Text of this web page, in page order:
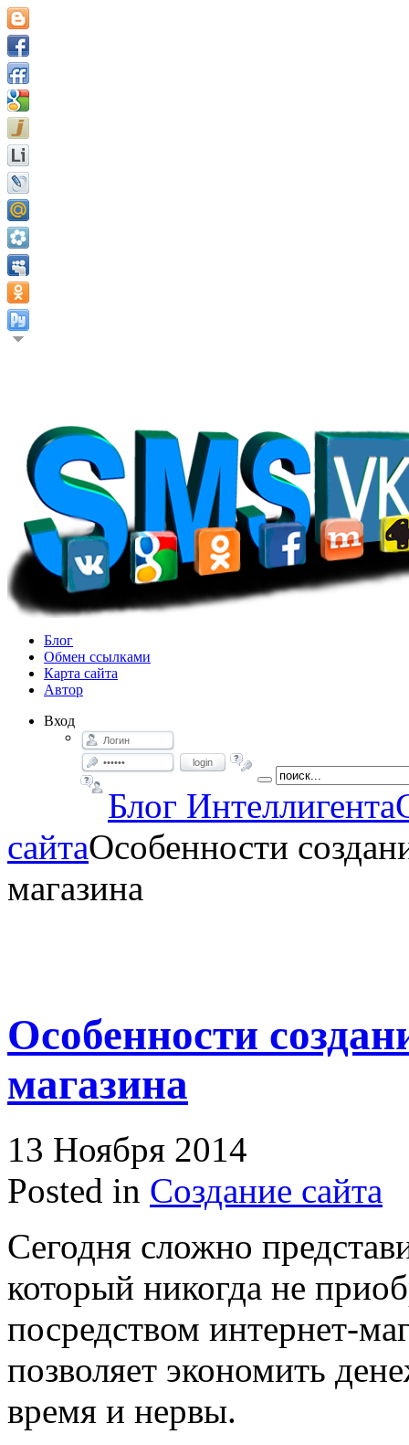
Блог
Обмен ссылками
Карта сайта
Автор
Вход
login
Блог Интеллигента
сайтаОсобенности
магазина
Особенности
магазина
13 Ноября 2014
Posted in Создание сайта
Сегодня сложно
который никогда не
посредством интернет-
позволяет экономить
время и нервы.